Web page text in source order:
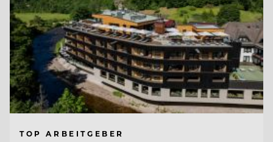
TOP ARBEITGEBER